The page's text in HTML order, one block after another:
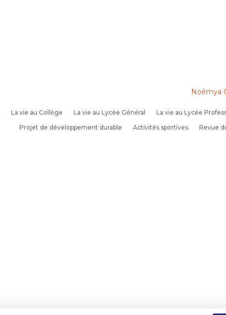
Noémya
La vie au Collège La vie au Lycée Général La vie au Lycée
Projet de développement durable
Activités sportives Revue